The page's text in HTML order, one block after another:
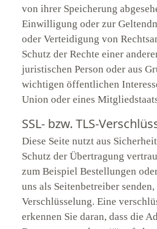
von ihrer Speicherung
Einwilligung oder zur
oder Verteidigung von
Schutz der Rechte einer
juristischen Person oder aus
wichtigen öffentlichen
Union oder eines
SSL- bzw. TLS-
Diese Seite nutzt aus
Schutz der Übertragung
zum Beispiel Bestellungen
uns als Seitenbetreiber
Verschlüsselung. Eine
erkennen Sie daran, dass die